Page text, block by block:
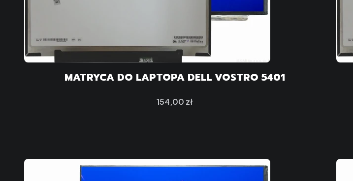
MATRYCA DO LAPTOPA DELL VOSTRO 5401
Cena
154,00 zł